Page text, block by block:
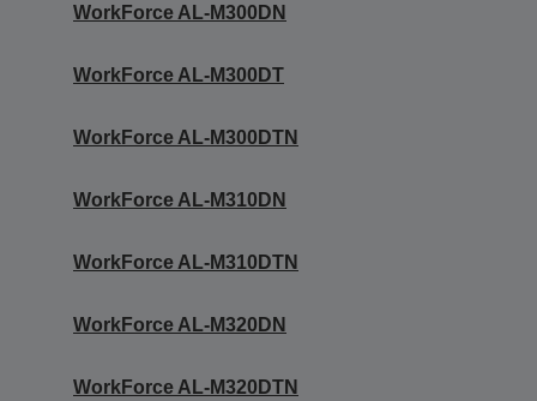
WorkForce AL-M300DN
WorkForce AL-M300DT
WorkForce AL-M300DTN
WorkForce AL-M310DN
WorkForce AL-M310DTN
WorkForce AL-M320DN
WorkForce AL-M320DTN